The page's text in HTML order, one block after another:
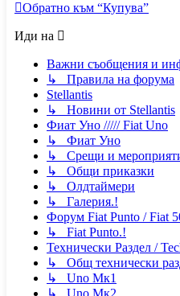
Обратно към “Купува”
Иди на
Важни съобщения и
↳ Правила на форума
Stellantis
↳ Новини от Stellantis
Фиат Уно ///// Fiat Uno
↳ Фиат Уно
↳ Срещи и
↳ Общи приказки
↳ Олдтаймери
↳ Галерия.!
Форум Fiat Punto / Fiat
↳ Fiat Punto.!
Технически Раздел /
↳ Общ технически
↳ Uno Мк1